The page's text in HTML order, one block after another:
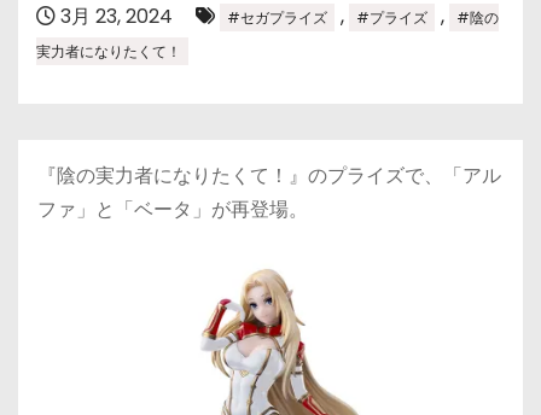
3月 23, 2024 #セガプライズ , #プライズ ,
#陰の
実力者になりたくて！
『陰の実力者になりたくて！』のプライズで、「アル
ファ」と「ベータ」が再登場。